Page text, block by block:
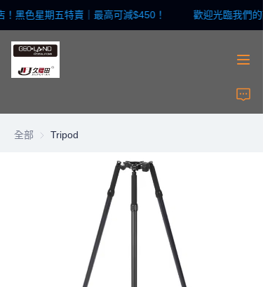
黑色星期五特賣｜最高可減$450！
歡迎光臨我們
歡迎光臨我們的商店！
全部 Tripod
首頁
測量儀器